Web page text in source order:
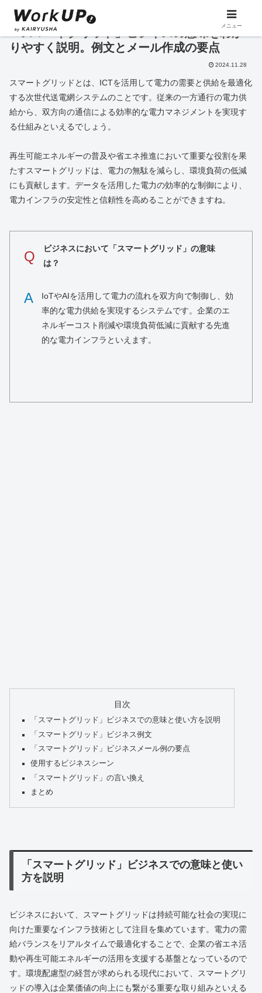
「スマートグリッド」ビジネスの意味をわか
りやすく説明。例文とメール作成の要点
2024.11.28
スマートグリッドとは、ICTを活用して電力の需要と供給を最適化
する次世代送電網システムのことです。従来の一方通行の電力供
給から、双方向の通信による効率的な電力マネジメントを実現す
る仕組みといえるでしょう。
再生可能エネルギーの普及や省エネ推進において重要な役割を果
たすスマートグリッドは、電力の無駄を減らし、環境負荷の低減
にも貢献します。データを活用した電力の効率的な制御により、
電力インフラの安定性と信頼性を高めることができますね。
Q
ビジネスにおいて「スマートグリッド」の意味
は？
A
IoTやAIを活用して電力の流れを双方向で制御し、効
率的な電力供給を実現するシステムです。企業のエ
ネルギーコスト削減や環境負荷低減に貢献する先進
的な電力インフラといえます。
目次
「スマートグリッド」ビジネスでの意味と使い方を説明
「スマートグリッド」ビジネス例文
「スマートグリッド」ビジネスメール例の要点
使用するビジネスシーン
「スマートグリッド」の言い換え
まとめ
「スマートグリッド」ビジネスでの意味と使い
方を説明
ビジネスにおいて、スマートグリッドは持続可能な社会の実現に
向けた重要なインフラ技術として注目を集めています。電力の需
給バランスをリアルタイムで最適化することで、企業の省エネ活
動や再生可能エネルギーの活用を支援する基盤となっているので
す。環境配慮型の経営が求められる現代において、スマートグリ
ッドの導入は企業価値の向上にも繋がる重要な取り組みといえる
メニュー